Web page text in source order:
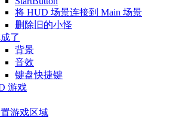
将 HUD 场景连接到 Main 场景
删除旧的小怪
了
背景
音效
键盘快捷键
游戏
游戏区域